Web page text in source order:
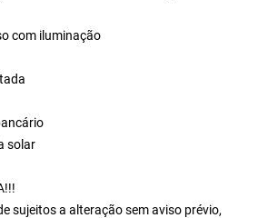
com iluminação
solar
sujeitos a alteração sem aviso prévio,